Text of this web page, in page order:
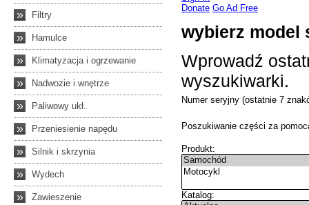
» Filtry
» Hamulce
» Klimatyzacja i ogrzewanie
» Nadwozie i wnętrze
» Paliwowy ukł.
» Przeniesienie napędu
» Silnik i skrzynia
» Wydech
» Zawieszenie